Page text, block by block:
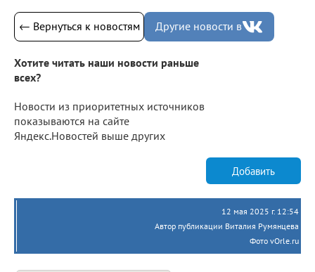
← Вернуться к новостям Другие новости в
Хотите читать наши новости раньше
всех?
Новости из приоритетных источников
показываются на сайте
Яндекс.Новостей выше других
Добавить
12 мая 2025 г. 12:54
Автор публикации Виталия Румянцева
Фото vOrle.ru